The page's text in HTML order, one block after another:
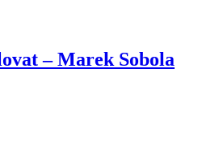
– Marek Sobola